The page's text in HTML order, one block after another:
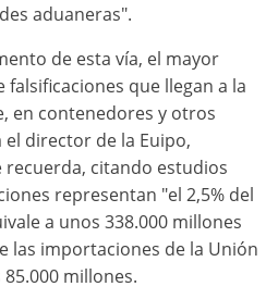
aduaneras".
de esta vía, el mayor
que llegan a la
en contenedores y otros
director de la Euipo,
citando estudios
representan "el 2,5% del
a unos 338.000 millones
las importaciones de la Unión
millones.